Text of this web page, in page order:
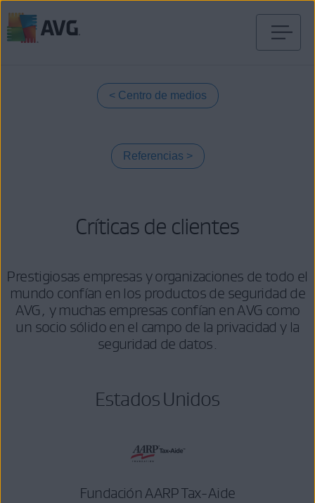
Centro de medios
Referencias
Críticas de clientes
Prestigiosas empresas y organizaciones de todo el
mundo confían en los productos de seguridad de
AVG, y muchas empresas confían en AVG como
un socio sólido en el campo de la privacidad y la
seguridad de datos.
Estados Unidos
Fundación AARP Tax-Aide